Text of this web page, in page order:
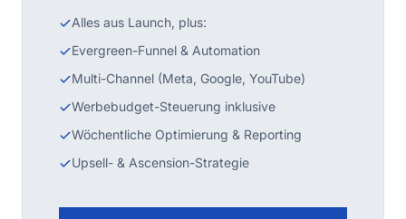
Alles aus Launch, plus:
Evergreen-Funnel & Automation
Multi-Channel (Meta, Google, YouTube)
Werbebudget-Steuerung inklusive
Wöchentliche Optimierung & Reporting
Upsell- & Ascension-Strategie